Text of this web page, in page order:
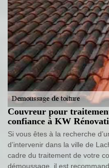
Couvreur pour
confiance à KW
Si vous êtes à la recherche
d’intervenir dans la ville de
cadre du traitement de votre
démoussage, il est